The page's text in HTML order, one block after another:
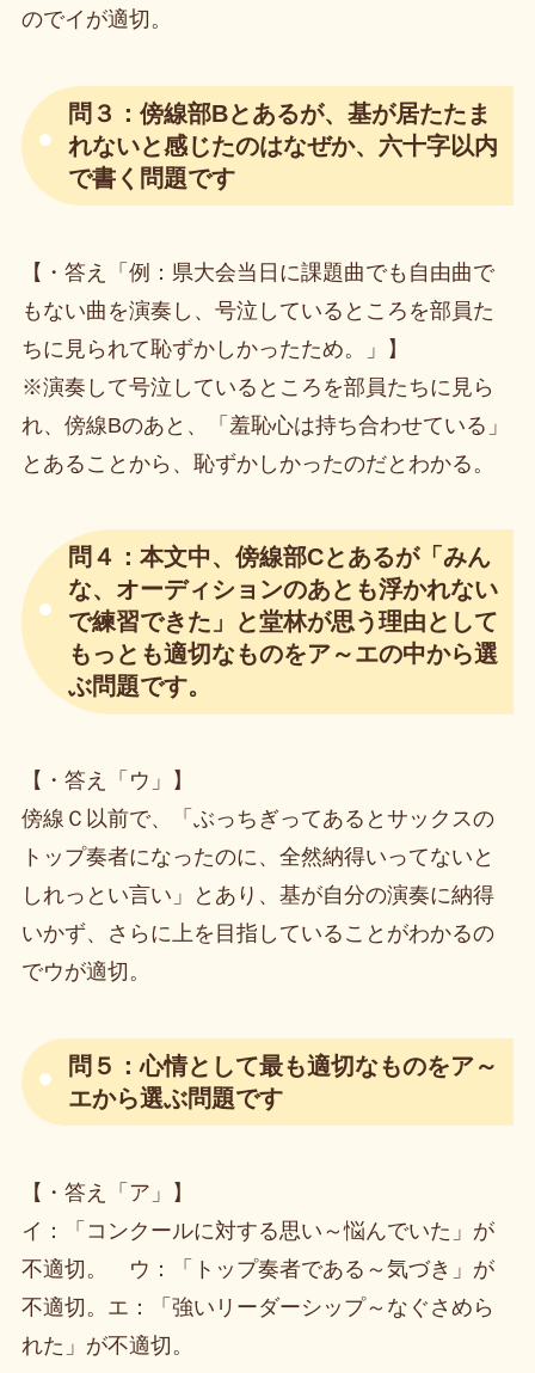
のでイが適切。
問３：傍線部Bとあるが、基が居たたま
れないと感じたのはなぜか、六十字以内
で書く問題です
【・答え「例：県大会当日に課題曲でも自由曲で
もない曲を演奏し、号泣しているところを部員た
ちに見られて恥ずかしかったため。」】
※演奏して号泣しているところを部員たちに見ら
れ、傍線Bのあと、「羞恥心は持ち合わせている」
とあることから、恥ずかしかったのだとわかる。
問４：本文中、傍線部Cとあるが「みん
な、オーディションのあとも浮かれない
で練習できた」と堂林が思う理由として
もっとも適切なものをア～エの中から選
ぶ問題です。
【・答え「ウ」】
傍線Ｃ以前で、「ぶっちぎってあるとサックスの
トップ奏者になったのに、全然納得いってないと
しれっとい言い」とあり、基が自分の演奏に納得
いかず、さらに上を目指していることがわかるの
でウが適切。
問５：心情として最も適切なものをア～
エから選ぶ問題です
【・答え「ア」】
イ：「コンクールに対する思い～悩んでいた」が
不適切。 ウ：「トップ奏者である～気づき」が
不適切。エ：「強いリーダーシップ～なぐさめら
れた」が不適切。